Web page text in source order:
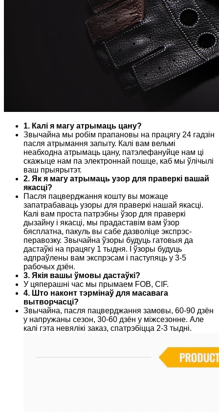
1. Калі я магу атрымаць цану?
Звычайна мы робім прапановы на працягу 24 гадзін
пасля атрымання запыту. Калі вам вельмі
неабходна атрымаць цану, патэлефануйце нам ці
скажыце нам па электроннай пошце, каб мы ўлічылі
ваш прыярытэт.
2. Як я магу атрымаць узор для праверкі вашай
якасці?
Пасля пацверджання кошту вы можаце
запатрабаваць узоры для праверкі нашай якасці.
Калі вам проста патрэбны ўзор для праверкі
дызайну і якасці, мы прадаставім вам ўзор
бясплатна, пакуль вы сабе дазволіце экспрэс-
перавозку. Звычайна ўзоры будуць гатовыя да
дастаўкі на працягу 1 тыдня. І ўзоры будуць
адпраўлены вам экспрэсам і паступяць у 3-5
рабочых дзён.
3. Якія вашы ўмовы дастаўкі?
У цяперашні час мы прымаем FOB, CIF.
4. Што наконт тэрмінаў для масавага
вытворчасці?
Звычайна, пасля пацверджання замовы, 60-90 дзён
у напружаны сезон, 30-60 дзён у міжсезонне. Але
калі гэта невялікі заказ, спатрэбіцца 2-3 тыдні.